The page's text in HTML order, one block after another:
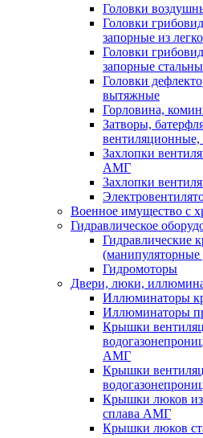
Головки
Головки
запорные из
Головки
запорные
Головки
вытяжные
Горловина,
Затворы,
вентиляционные,
Захлопки
АМГ
Захлопки
Военное имущество с
Гидравлическое
Гидравлические
(манипуляторные
Гидромоторы
Двери, люки,
Иллюминаторы
Иллюминаторы
Крышки
АМГ
Крышки
Крышки люков
сплава АМГ
Крышки люков